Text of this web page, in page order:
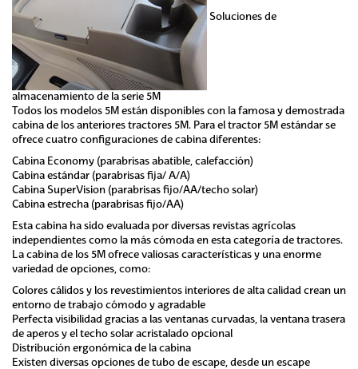
Soluciones de
almacenamiento de la serie 5M
Todos los modelos 5M están disponibles con la famosa y demostrada
cabina de los anteriores tractores 5M. Para el tractor 5M estándar se
ofrece cuatro configuraciones de cabina diferentes:
Cabina Economy (parabrisas abatible, calefacción)
Cabina estándar (parabrisas fija/ A/A)
Cabina SuperVision (parabrisas fijo/AA/techo solar)
Cabina estrecha (parabrisas fijo/AA)
Esta cabina ha sido evaluada por diversas revistas agrícolas
independientes como la más cómoda en esta categoría de tractores.
La cabina de los 5M ofrece valiosas características y una enorme
variedad de opciones, como:
Colores cálidos y los revestimientos interiores de alta calidad crean un
entorno de trabajo cómodo y agradable
Perfecta visibilidad gracias a las ventanas curvadas, la ventana trasera
de aperos y el techo solar acristalado opcional
Distribución ergonómica de la cabina
Existen diversas opciones de tubo de escape, desde un escape